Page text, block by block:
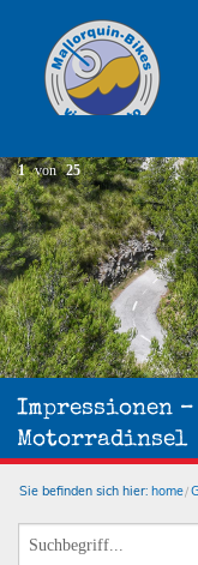
Impressionen
Motorradinsel
1 von 25
Sie befinden sich hier: home